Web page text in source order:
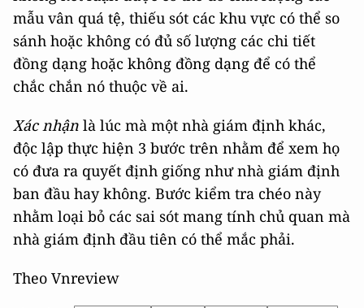
mẫu vân quá tệ, thiếu sót các khu vực có thể so
sánh hoặc không có đủ số lượng các chi tiết
đồng dạng hoặc không đồng dạng để có thể
chắc chắn nó thuộc về ai.
Xác nhận là lúc mà một nhà giám định khác,
độc lập thực hiện 3 bước trên nhằm để xem họ
có đưa ra quyết định giống như nhà giám định
ban đầu hay không. Bước kiểm tra chéo này
nhằm loại bỏ các sai sót mang tính chủ quan mà
nhà giám định đầu tiên có thể mắc phải.
Theo Vnreview